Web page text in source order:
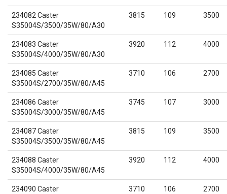
234082 Caster
S35004S/3500/35W/80/A30
3815 109 3500
234083 Caster
S35004S/4000/35W/80/A30
3920 112 4000
234085 Caster
S35004S/2700/35W/80/A45
3710 106 2700
234086 Caster
S35004S/3000/35W/80/A45
3745 107 3000
234087 Caster
S35004S/3500/35W/80/A45
3815 109 3500
234088 Caster
S35004S/4000/35W/80/A45
3920 112 4000
234090 Caster
3710 106 2700